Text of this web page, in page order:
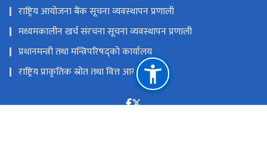
राष्ट्रिय आयोजना बैंक सूचना व्यवस्थापन प्रणाली
मध्यमकालीन खर्च संरचना सूचना व्यवस्थापन प्रणाली
प्रधानमन्त्री तथा मन्त्रिपरिषद्को कार्यालय
राष्ट्रिय प्राकृतिक स्रोत तथा वित्त आयोग